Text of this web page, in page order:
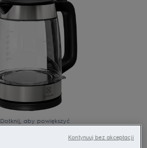
Dotknij, aby powiększyć
Kontynuuj bez akceptacji